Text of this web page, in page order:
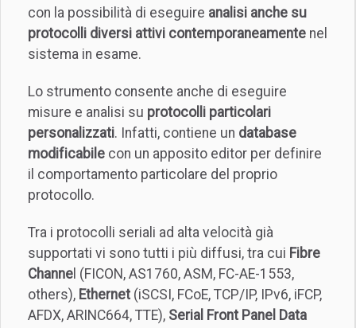
con la possibilità di eseguire analisi anche su
protocolli diversi attivi contemporaneamente nel
sistema in esame.
Lo strumento consente anche di eseguire
misure e analisi su protocolli particolari
personalizzati. Infatti, contiene un database
modificabile con un apposito editor per definire
il comportamento particolare del proprio
protocollo.
Tra i protocolli seriali ad alta velocità già
supportati vi sono tutti i più diffusi, tra cui Fibre
Channe l (FICON, AS1760, ASM, FC-AE-1553,
others), Ethernet (iSCSI, FCoE, TCP/IP, IPv6, iFCP,
AFDX, ARINC664, TTE), Serial Front Panel Data